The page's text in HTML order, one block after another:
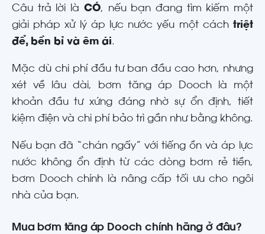
Câu trả lời là CÓ, nếu bạn đang tìm kiếm một
giải pháp xử lý áp lực nước yếu một cách triệt
để, bền bỉ và êm ái.
Mặc dù chi phí đầu tư ban đầu cao hơn, nhưng
xét về lâu dài, bơm tăng áp Dooch là một
khoản đầu tư xứng đáng nhờ sự ổn định, tiết
kiệm điện và chi phí bảo trì gần như bằng không.
Nếu bạn đã “chán ngấy” với tiếng ồn và áp lực
nước không ổn định từ các dòng bơm rẻ tiền,
bơm Dooch chính là nâng cấp tối ưu cho ngôi
nhà của bạn.
Mua bơm tăng áp Dooch chính hãng ở đâu?